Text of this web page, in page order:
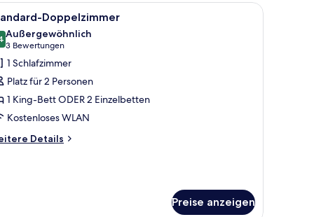
einem Schreibtisch, einem Sessel und Blick ins Freie.
Standard-Doppelzimmer | Hochwertige
5 Doppelzimmer
von 10
Außergewöhnlich
3 Bewertungen
(3
Bewertungen)
1 Schlafzimmer
Platz für 2 Personen
1 King-Bett ODER 2 Einzelbetten
Kostenloses WLAN
Details
Preise anzeigen